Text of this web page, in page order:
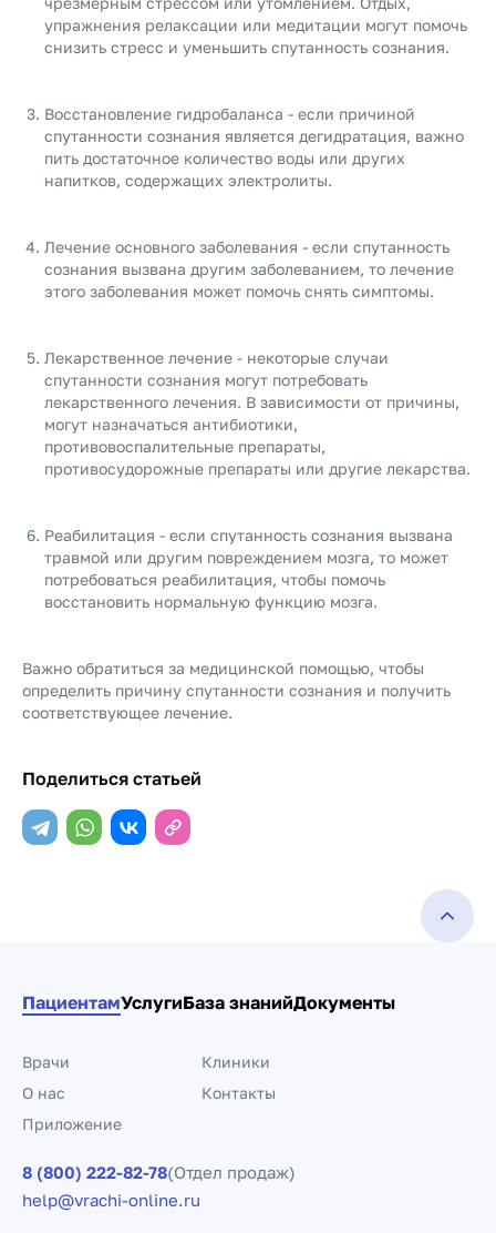
упражнения релаксации или медитации могут помочь
снизить стресс и уменьшить спутанность сознания.
Восстановление гидробаланса - если причиной
спутанности сознания является дегидратация, важно
пить достаточное количество воды или других
напитков, содержащих электролиты.
Лечение основного заболевания - если спутанность
сознания вызвана другим заболеванием, то лечение
этого заболевания может помочь снять симптомы.
Лекарственное лечение - некоторые случаи
спутанности сознания могут потребовать
лекарственного лечения. В зависимости от причины,
могут назначаться антибиотики,
противовоспалительные препараты,
противосудорожные препараты или другие лекарства.
Реабилитация - если спутанность сознания вызвана
травмой или другим повреждением мозга, то может
потребоваться реабилитация, чтобы помочь
восстановить нормальную функцию мозга.
Важно обратиться за медицинской помощью, чтобы
определить причину спутанности сознания и получить
соответствующее лечение.
Поделиться статьей
ПациентамУслугиБаза знанийДокументы
Врачи
Клиники
О нас
Контакты
Приложение
8 (800) 222-82-78(Отдел продаж)
help@vrachi-online.ru